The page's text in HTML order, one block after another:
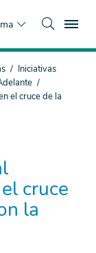
Iniciativas
el cruce de la
cruce
la